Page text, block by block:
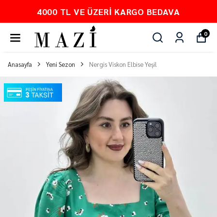
TL VE ÜZERI KARGO BEDAVA
0
Anasayfa Yeni Sezon Nergis Viskon Elbise Yeşil